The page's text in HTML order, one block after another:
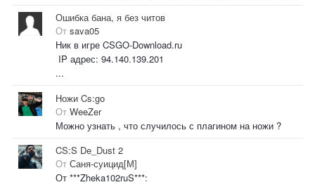
Ошибка бана, я без читов
От sava05
Ник в игре CSGO-Download.ru
IP адрес: 94.140.139.201
...
Ножи Cs:go
От WeeZer
Можно узнать , что случилось с плагином на ножи ?
CS:S De_Dust 2
От Саня-суицид[М]
От ***Zheka102ruS***: